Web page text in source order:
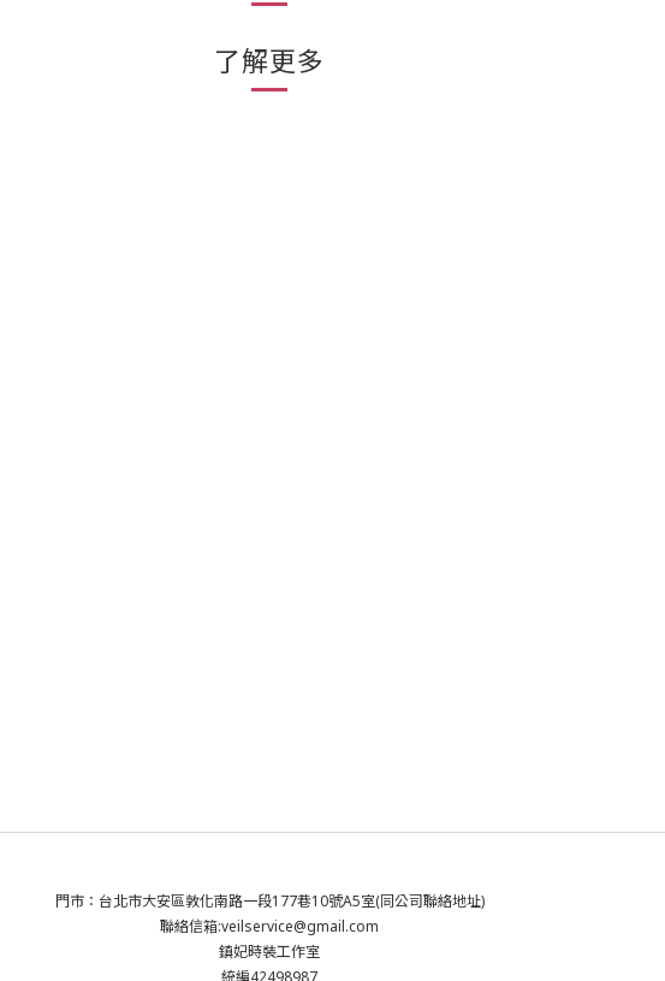
了解更多
門市：台北市大安區敦化南路一段177巷10號A5室(同公司聯絡地址)
聯絡信箱:veilservice@gmail.com
鎮妃時裝工作室
統編42498987